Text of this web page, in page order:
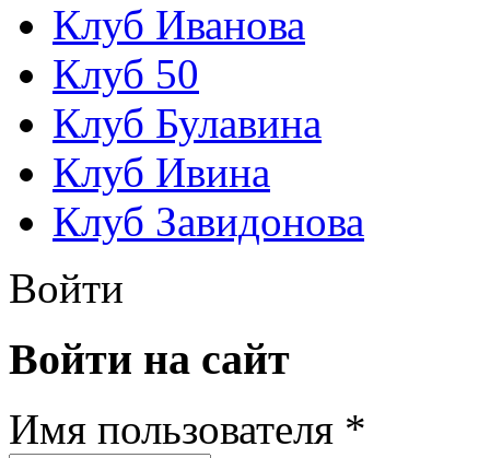
Клуб Иванова
Клуб 50
Клуб Булавина
Клуб Ивина
Клуб Завидонова
Войти
Войти на сайт
Имя пользователя *